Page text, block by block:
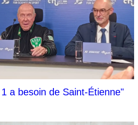
a besoin de Saint-Étienne"